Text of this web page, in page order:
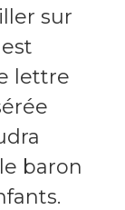
sur
lettre
baron